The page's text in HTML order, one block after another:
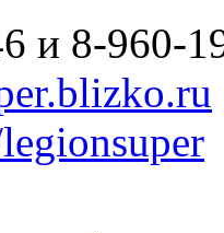
и 8-960-